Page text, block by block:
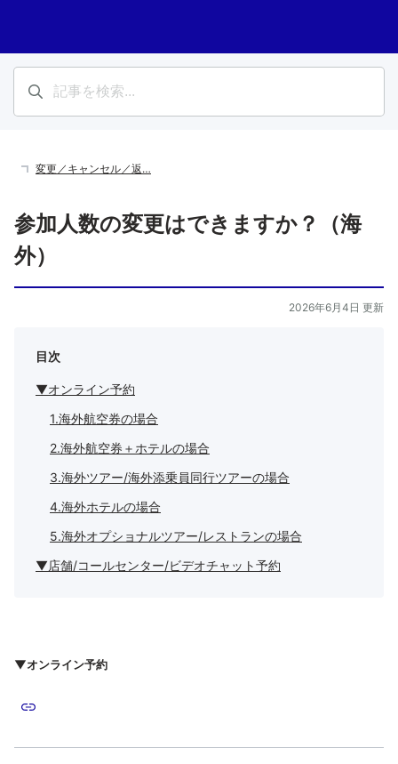
変更／キャンセル／返…
参加人数の変更はできますか？（海
外）
2026年6月4日 更新
目次
▼オンライン予約
1.海外航空券の場合
2.海外航空券＋ホテルの場合
3.海外ツアー/海外添乗員同行ツアーの場合
4.海外ホテルの場合
5.海外オプショナルツアー/レストランの場合
▼店舗/コールセンター/ビデオチャット予約
▼オンライン予約